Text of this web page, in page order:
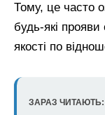
Тому, це часто
будь-які прояви
якості по
ЗАРАЗ ЧИТАЮТЬ: